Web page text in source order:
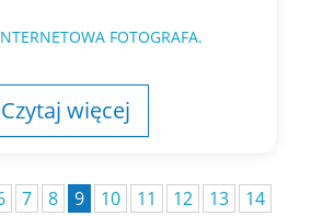
FOTOGRAFA.
Czytaj więcej
7 8 9 10 11 12 13
14